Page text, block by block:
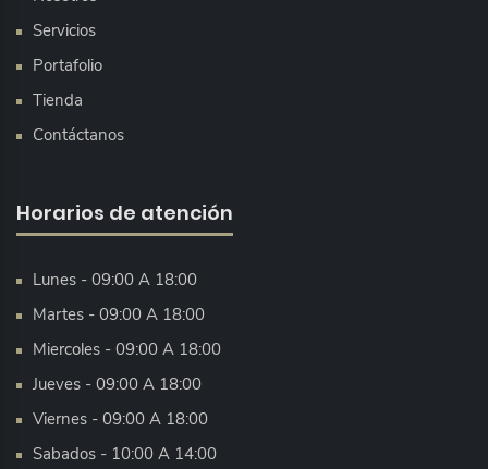
Servicios
Portafolio
Tienda
Contáctanos
Horarios de atención
Lunes - 09:00 A 18:00
Martes - 09:00 A 18:00
Miercoles - 09:00 A 18:00
Jueves - 09:00 A 18:00
Viernes - 09:00 A 18:00
Sabados - 10:00 A 14:00